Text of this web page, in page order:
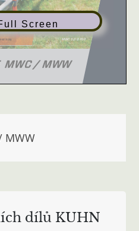
Screen
MWW
dílů KUHN